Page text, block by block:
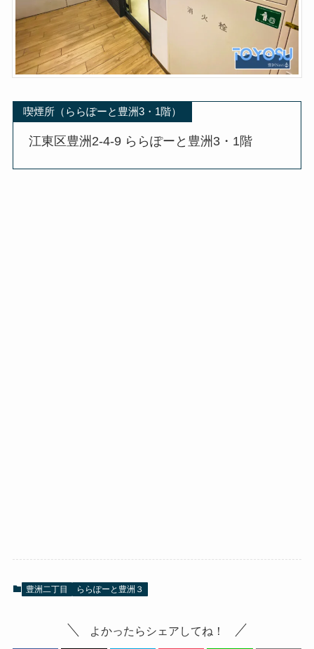
喫煙所（ららぽーと豊洲3・1階）
江東区豊洲2-4-9 ららぽーと豊洲3・1階
豊洲二丁目 ららぽーと豊洲３
よかったらシェアしてね！